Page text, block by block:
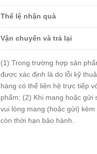
Thể lệ nhận quà
Vận chuyển và trả lại
(1) Trong trường hợp sản
được xác định là do lỗi kỹ
hàng có thể liên hệ trực tiếp
phẩm; (2) Khi mang hoặc gửi
vui lòng mang (hoặc gửi)
còn thời hạn bảo hành.